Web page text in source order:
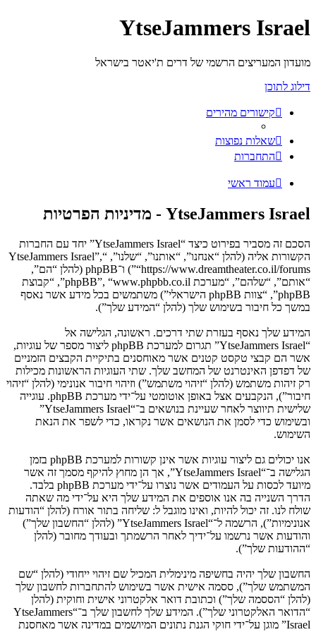
YtseJammers Israel
מועדון המעריצים הרשמי של דרים ת'יאטר בישראל
דילוג לתוכן
קישורים מהירים
שאלות נפוצות
התחברות
עמוד ראשי
YtseJammers Israel - מדיניות הפרטיות
הסכם זה מסביר בפירוט כיצד “YtseJammers Israel” יחד עם החברות
הקשורות אליה (להלן “אנחנו”, “אותנו”, “שלנו”, “YtseJammers Israel”,
“https://www.dreamtheater.co.il/forums”) ו־phpBB (להלן “הם”,
“אותם”, “שלהם”, “מערכת phpBB”, “www.phpbb.co.il”, “קבוצת
phpBB”, “צוות phpBB הישראלי”) משתמשים בכל מידע אשר נאסף
במשך כל חיבור בשימוש שלך (להלן “המידע שלך”).
המידע שלך נאסף בעזרת שתי דרכים. ראשונה, הגלישה אל
“YtseJammers Israel” תגרום למערכת phpBB ליצור מספר של עוגיות,
אשר הם קבצי טקסט קטנים אשר מאוחסנים בתיקיית הקבצים הזמניים
של דפדפן האינטרנט של המחשב שלך. שתי העוגיות הראשונות מכילות
רק זיהות משתמש (להלן “זיהוי משתמש”) וזיהוי חיבור אנונימי (להלן “זיהוי
חיבור”), הנקבעים אצל באופן אוטומטי על־ידי מערכת phpBB. עוגייה
שלישית תיווצר לאחר שעיינת בנושאים ב־“YtseJammers Israel”
ובשימוש כדי לסמן את הנושאים אשר נקראו, כדי לשפר את הנאת
השימוש.
אנו יכולים גם ליצור עוגיות אשר אינן קשורות למערכת phpBB בזמן
הגלישה ב־“YtseJammers Israel”, אך הן מחוץ להיקף מסמך זה אשר
מיועד לכסות על העמודים אשר נוצרו על־ידי מערכת phpBB בלבד.
הדרך השנייה בה אנו אוספים את המידע שלך היא על־ידי מה שאתה
שולח לנו. זה יכול להיות, ואינו מוגבל ל: שליחה בתור אורח (להלן “הודעות
אנונימיות”), הרשמה ל־“YtseJammers Israel” (להלן “החשבון שלך”)
והודעות אשר נרשמו על־ידיך לאחר הרשמתך ובעודך מחובר (להלן
“ההודעות שלך”).
החשבון שלך יהיה בחשיפה מינימלית המכיל שם זיהוי ייחודי (להלן “שם
המשתמש שלך”), ססמה אישית אשר בשימוש להתחברות לחשבון שלך
(להלן “הססמה שלך”) וכתובת דואר אלקטרוני אישית וחוקית (להלן
“הדואר האלקטרוני שלך”). המידע שלך לחשבון שלך ב־“YtseJammers
Israel” מוגן על־ידי חוקי הגנת נתונים המיושמים במדינה אשר מאחסנת